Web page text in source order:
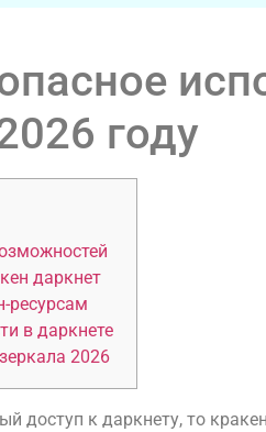
году
даркнет
ресурсам
в даркнете
2026
доступ к даркнету, то